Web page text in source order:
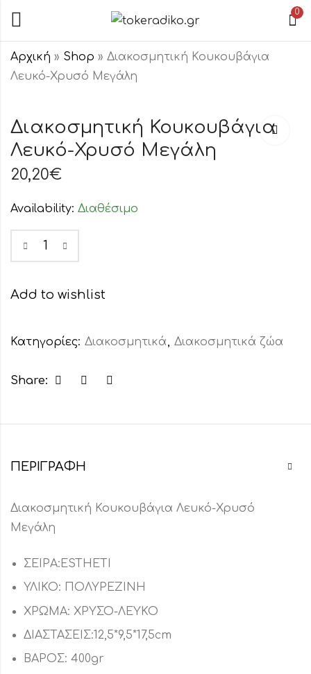
0
Αρχική » Shop » Διακοσμητική Κουκουβάγια
Λευκό-Χρυσό Μεγάλη
Κουκουβάγια
Λευκό-Χρυσό
Ελέφαντας
Λευκό-
Διακοσμητική Κουκουβάγια
Λευκό-Χρυσό Μεγάλη
20,20€
Availability: Διαθέσιμο
Add to wishlist
Κατηγορίες: Διακοσμητικά, Διακοσμητικά ζώα
Share:
ΠΕΡΙΓΡΑΦΉ
Διακοσμητική Κουκουβάγια Λευκό-Χρυσό
Μεγάλη
ΣΕΙΡΑ:ESTHETI
ΥΛΙΚΟ: ΠΟΛΥΡΕΖΙΝΗ
ΧΡΩΜΑ: ΧΡΥΣΟ-ΛΕΥΚΟ
ΔΙΑΣΤΑΣΕΙΣ:12,5*9,5*17,5cm
ΒΑΡΟΣ: 400gr